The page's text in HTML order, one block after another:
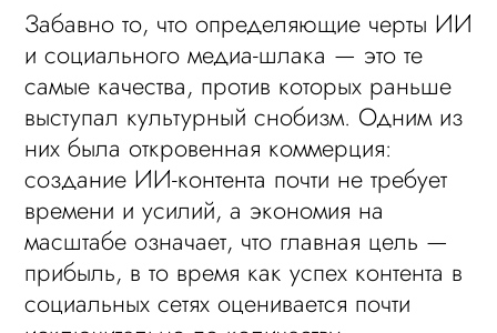
Забавно то, что определяющие черты ИИ
и социального медиа-шлака — это те
самые качества, против которых раньше
выступал культурный снобизм. Одним из
них была откровенная коммерция:
создание ИИ-контента почти не требует
времени и усилий, а экономия на
масштабе означает, что главная цель —
прибыль, в то время как успех контента в
социальных сетях оценивается почти